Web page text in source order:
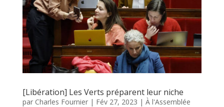
[Libération] Les Verts préparent leur niche
par Charles Fournier| Fév 27, 2023 | À l'Assemblée